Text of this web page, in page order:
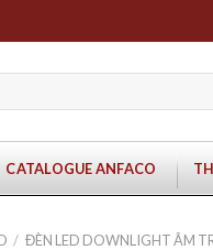
CATALOGUE ANFACO
/ ĐÈN LED DOWNLIGHT ÂM